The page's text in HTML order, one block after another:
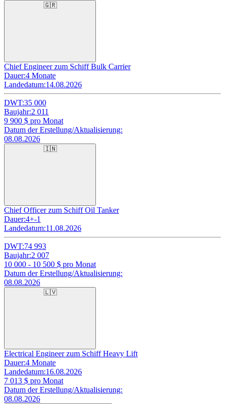
🇬🇷
Chief Engineer zum Schiff Bulk Carrier
Dauer:4 Monate
Landedatum:14.08.2026
DWT:35 000
Baujahr:2 011
9 900 $ pro Monat
Datum der Erstellung/Aktualisierung:
08.08.2026
🇮🇳
Chief Officer zum Schiff Oil Tanker
Dauer:4+-1
Landedatum:11.08.2026
DWT:74 993
Baujahr:2 007
10 000 - 10 500 $ pro Monat
Datum der Erstellung/Aktualisierung:
08.08.2026
🇱🇻
Electrical Engineer zum Schiff Heavy Lift
Dauer:4 Monate
Landedatum:16.08.2026
7 013 $ pro Monat
Datum der Erstellung/Aktualisierung:
08.08.2026